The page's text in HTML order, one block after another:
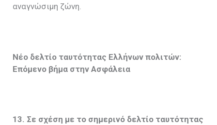
αναγνώσιμη ζώνη.
Νέο δελτίο ταυτότητας Ελλήνων πολιτών:
Επόμενο βήμα στην Ασφάλεια
13. Σε σχέση με το σημερινό δελτίο ταυτότητας